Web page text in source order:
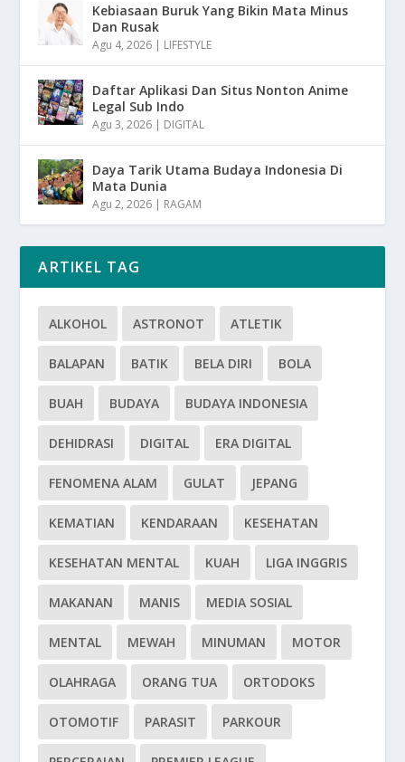
Kebiasaan Buruk Yang Bikin Mata Minus
Dan Rusak
Agu 4, 2026 | LIFESTYLE
Daftar Aplikasi Dan Situs Nonton Anime
Legal Sub Indo
Agu 3, 2026 | DIGITAL
Daya Tarik Utama Budaya Indonesia Di
Mata Dunia
Agu 2, 2026 | RAGAM
ARTIKEL TAG
ALKOHOL ASTRONOT ATLETIK
BALAPAN BATIK BELA DIRI BOLA
BUAH BUDAYA BUDAYA INDONESIA
DEHIDRASI DIGITAL ERA DIGITAL
FENOMENA ALAM GULAT JEPANG
KEMATIAN KENDARAAN KESEHATAN
KESEHATAN MENTAL KUAH LIGA INGGRIS
MAKANAN MANIS MEDIA SOSIAL
MENTAL MEWAH MINUMAN MOTOR
OLAHRAGA ORANG TUA ORTODOKS
OTOMOTIF PARASIT PARKOUR